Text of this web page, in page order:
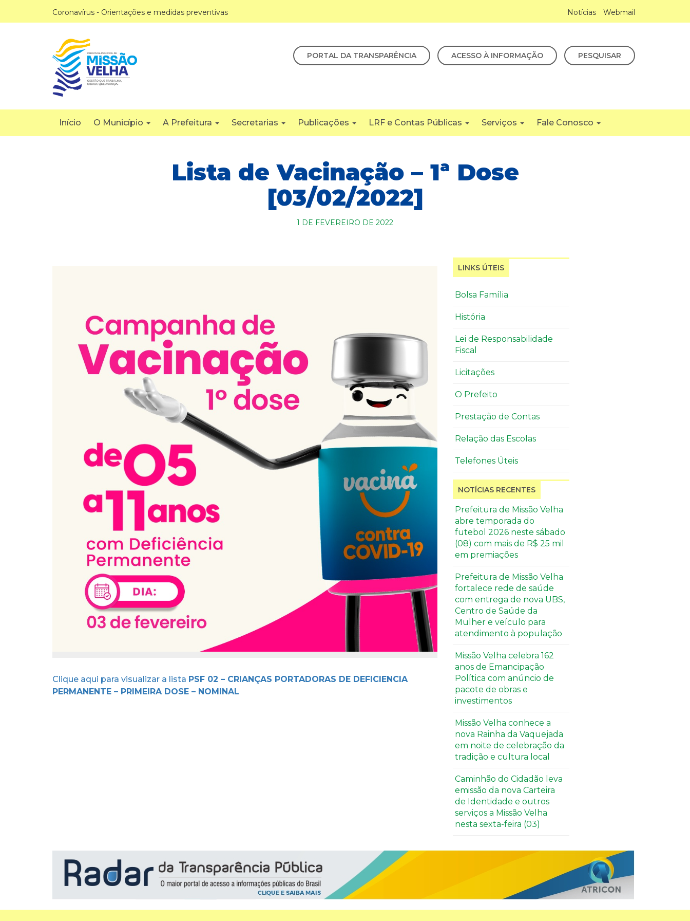
Coronavírus - Orientações e medidas preventivas Notícias Webmail
PORTAL DA TRANSPARÊNCIA ACESSO À INFORMAÇÃO PESQUISAR
Início O Município A Prefeitura Secretarias Publicações LRF e Contas Públicas Serviços Fale Conosco
Lista de Vacinação – 1ª Dose
[03/02/2022]
1 DE FEVEREIRO DE 2022
Clique aqui para visualizar a lista PSF 02 – CRIANÇAS PORTADORAS DE DEFICIENCIA
PERMANENTE – PRIMEIRA DOSE – NOMINAL
LINKS ÚTEIS
Bolsa Família
História
Lei de Responsabilidade
Fiscal
Licitações
O Prefeito
Prestação de Contas
Relação das Escolas
Telefones Úteis
NOTÍCIAS RECENTES
Prefeitura de Missão Velha
abre temporada do
futebol 2026 neste sábado
(08) com mais de R$ 25 mil
em premiações
Prefeitura de Missão Velha
fortalece rede de saúde
com entrega de nova UBS,
Centro de Saúde da
Mulher e veículo para
atendimento à população
Missão Velha celebra 162
anos de Emancipação
Política com anúncio de
pacote de obras e
investimentos
Missão Velha conhece a
nova Rainha da Vaquejada
em noite de celebração da
tradição e cultura local
Caminhão do Cidadão leva
emissão da nova Carteira
de Identidade e outros
serviços a Missão Velha
nesta sexta-feira (03)